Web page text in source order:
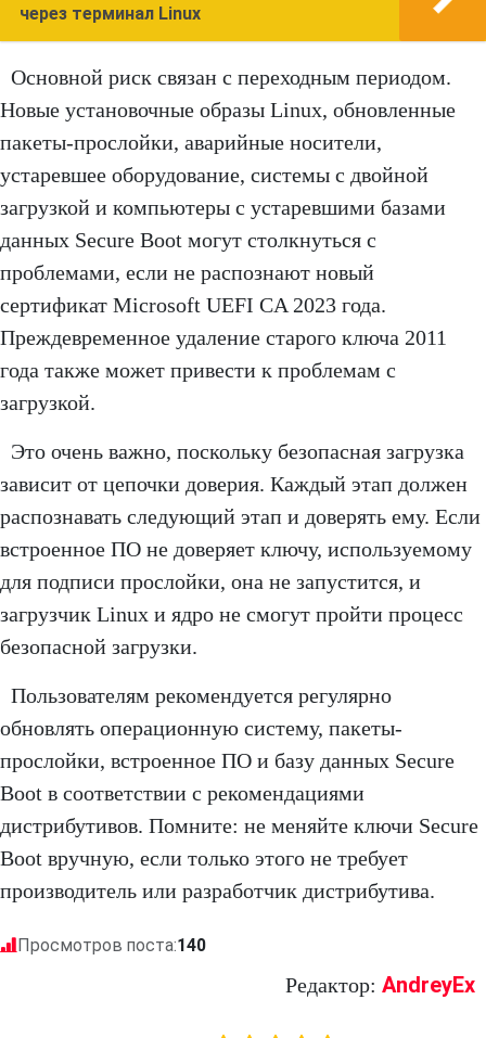
через терминал Linux
Основной риск связан с переходным периодом.
Новые установочные образы Linux, обновленные
пакеты-прослойки, аварийные носители,
устаревшее оборудование, системы с двойной
загрузкой и компьютеры с устаревшими базами
данных Secure Boot могут столкнуться с
проблемами, если не распознают новый
сертификат Microsoft UEFI CA 2023 года.
Преждевременное удаление старого ключа 2011
года также может привести к проблемам с
загрузкой.
Это очень важно, поскольку безопасная загрузка
зависит от цепочки доверия. Каждый этап должен
распознавать следующий этап и доверять ему. Если
встроенное ПО не доверяет ключу, используемому
для подписи прослойки, она не запустится, и
загрузчик Linux и ядро не смогут пройти процесс
безопасной загрузки.
Пользователям рекомендуется регулярно
обновлять операционную систему, пакеты-
прослойки, встроенное ПО и базу данных Secure
Boot в соответствии с рекомендациями
дистрибутивов. Помните: не меняйте ключи Secure
Boot вручную, если только этого не требует
производитель или разработчик дистрибутива.
Просмотров поста:140
Редактор: AndreyEx